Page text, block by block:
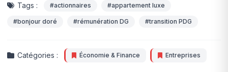
Tags : #actionnaires #appartement luxe
#bonjour doré #rémunération DG #transition PDG
Catégories : Économie & Finance Entreprises